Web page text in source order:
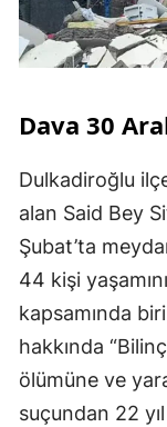
Dava 30
Dulkadiroğlu
alan Said Bey
Şubat’ta
44 kişi
kapsamında
hakkında
ölümüne ve
suçundan 22